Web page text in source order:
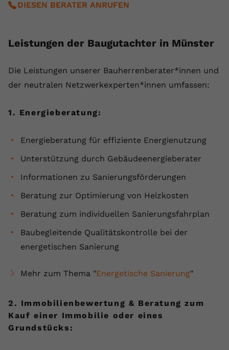
DIESEN BERATER ANRUFEN
Leistungen der Baugutachter in Münster
Die ⁠Leistungen unserer Bauherrenberater*innen und
der neutralen Netzwerkexperten*innen umfassen:
1. Energieberatung:
Energieberatung für effiziente Energienutzung
Unterstützung durch Gebäudeenergieberater
Informationen zu Sanierungsförderungen
Beratung zur Optimierung von Heizkosten
Beratung zum individuellen Sanierungsfahrplan
Baubegleitende Qualitätskontrolle bei der
energetischen Sanierung
Mehr zum Thema "Energetische Sanierung"
2. Immobilienbewertung & Beratung zum
Kauf einer Immobilie oder eines
Grundstücks:
Zweck
eingebettete YouTube-Videos und
Name yt-remote-device-id
Laufzeit Session
Zweck
YouTube setzt diesen Cookie, um die
speichern, der eingebettete YouTube-
Videos verwendet.
Name yt.innertube::requests
Dieser von YouTube gesetzte Cookie